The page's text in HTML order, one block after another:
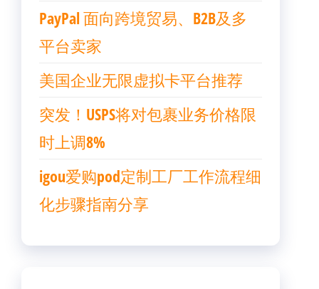
PayPal 面向跨境贸易、B2B及多
平台卖家
美国企业无限虚拟卡平台推荐
突发！USPS将对包裹业务价格限
时上调8%
igou爱购pod定制工厂工作流程细
化步骤指南分享